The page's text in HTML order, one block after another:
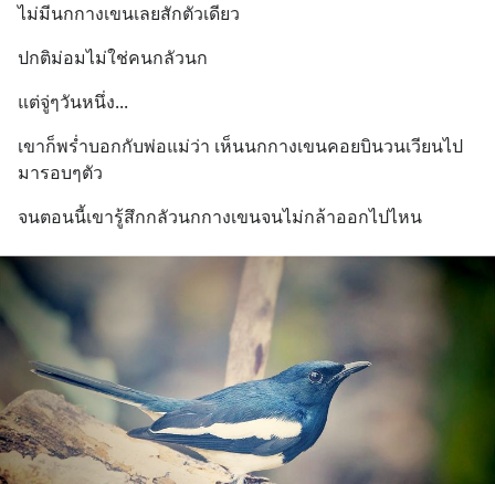
ไม่มีนกกางเขนเลยสักตัวเดียว
ปกติม่อมไม่ใช่คนกลัวนก
แต่จู่ๆวันหนึ่ง...
เขาก็พร่ำบอกกับพ่อแม่ว่า เห็นนกกางเขนคอยบินวนเวียนไป
มารอบๆตัว
จนตอนนี้เขารู้สึกกลัวนกกางเขนจนไม่กล้าออกไปไหน